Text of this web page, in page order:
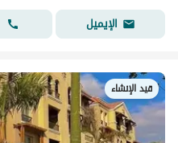
الإيميل
قيد الإنشاء